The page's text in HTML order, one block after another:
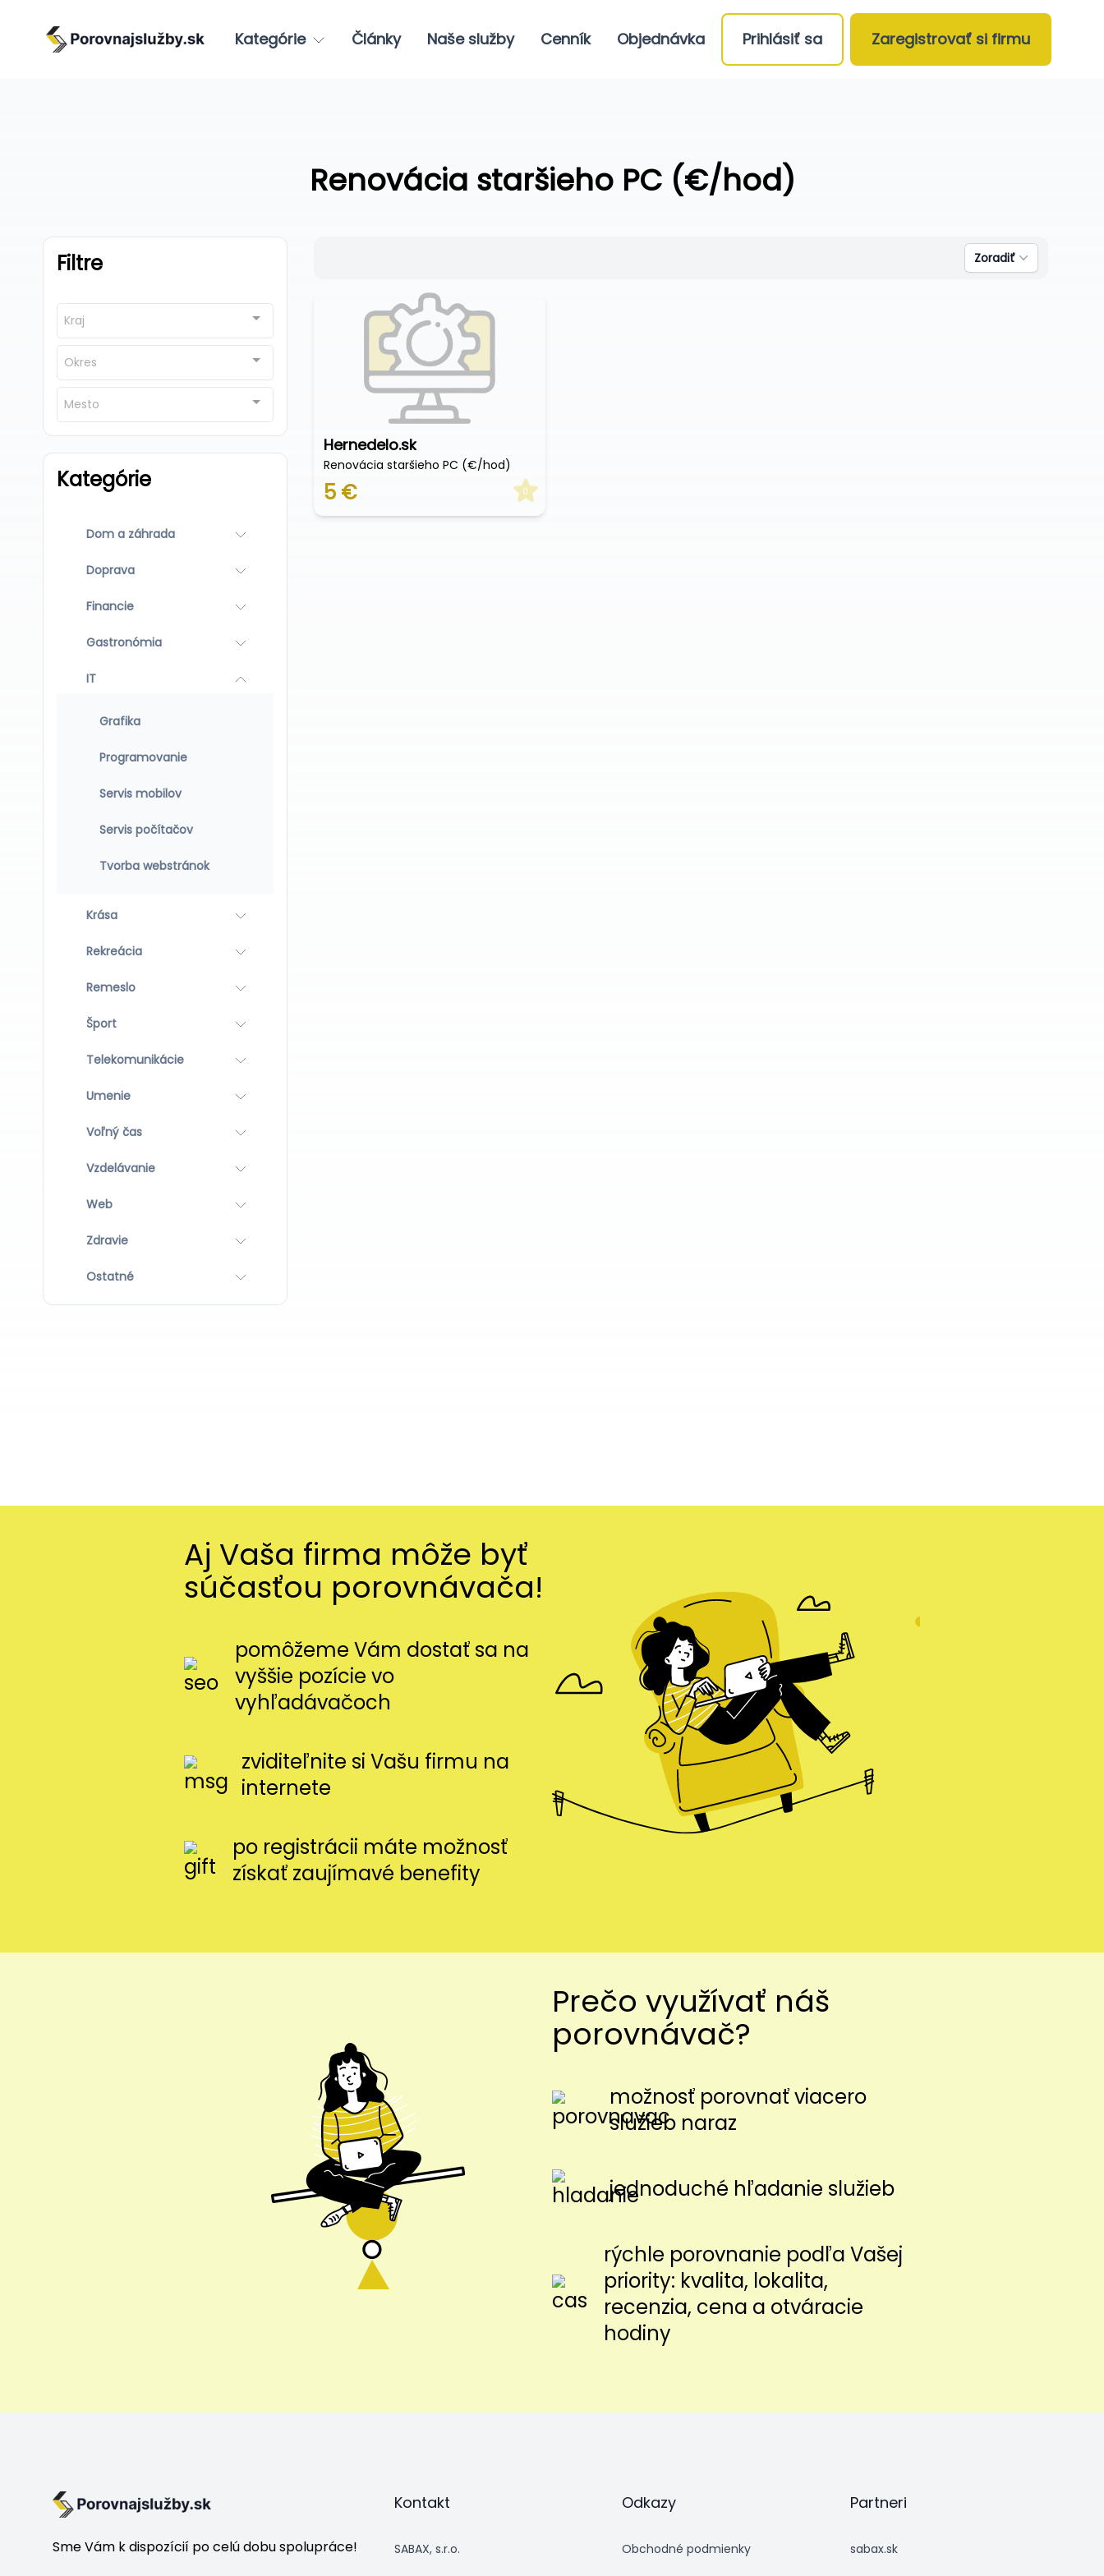
Kategórie Články Naše služby Cenník Objednávka Prihlásiť sa Zaregistrovať si firmu
Renovácia staršieho PC (€/hod)
Filtre
Kraj
Okres
Mesto
Kategórie
Dom a záhrada
Doprava
Financie
Gastronómia
IT
Grafika
Programovanie
Servis mobilov
Servis počítačov
Tvorba webstránok
Krása
Rekreácia
Remeslo
Šport
Telekomunikácie
Umenie
Voľný čas
Vzdelávanie
Web
Zdravie
Ostatné
Zoradiť
Hernedelo.sk
Renovácia staršieho PC (€/hod)
5 € 0
Aj Vaša firma môže byť
súčasťou porovnávača!
pomôžeme Vám dostať sa na
vyššie pozície vo
vyhľadávačoch
zviditeľnite si Vašu firmu na
internete
po registrácii máte možnosť
získať zaujímavé benefity
Prečo využívať náš
porovnávač?
možnosť porovnať viacero
služieb naraz
jednoduché hľadanie služieb
rýchle porovnanie podľa Vašej
priority: kvalita, lokalita,
recenzia, cena a otváracie
hodiny
Sme Vám k dispozícií po celú dobu spolupráce!
Kontakt
SABAX, s.r.o.
Odkazy
Obchodné podmienky
Partneri
sabax.sk